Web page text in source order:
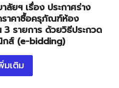
ลัยฯ เรื่อง ประกาศร่าง
ราคาซื้อครุภัณฑ์ห้อง
3 รายการ ด้วยวิธีประกวด
กส์ (e-bidding)
มเติม